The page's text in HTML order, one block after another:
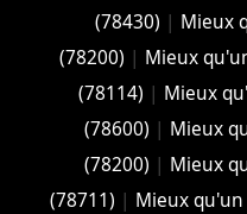
(78430) | Mieux
(78200) | Mieux
(78114) | Mieux
(78600) | Mieux
(78200) | Mieux
(78711) | Mieux qu'un